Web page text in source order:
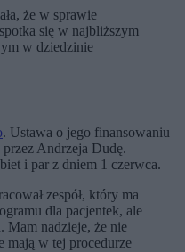
że w sprawie
się w najbliższym
w dziedzinie
. Ustawa o jego finansowaniu
przez Andrzeja Dudę.
i par z dniem 1 czerwca.
zespół, który ma
dla pacjentek, ale
Mam nadzieje, że nie
w tej procedurze